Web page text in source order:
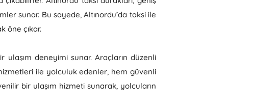
sunar. Bu sayede, Altınordu’da taksi ile
öne çıkar.
deneyimi sunar. Araçların düzenli
ile yolculuk edenler, hem güvenli
bir ulaşım hizmeti sunarak, yolcuların